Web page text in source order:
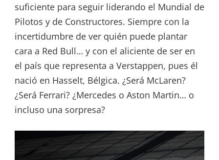
suficiente para seguir liderando el Mundial de
Pilotos y de Constructores. Siempre con la
incertidumbre de ver quién puede plantar
cara a Red Bull… y con el aliciente de ser en
el país que representa a Verstappen, pues él
nació en Hasselt, Bélgica. ¿Será McLaren?
¿Será Ferrari? ¿Mercedes o Aston Martin… o
incluso una sorpresa?